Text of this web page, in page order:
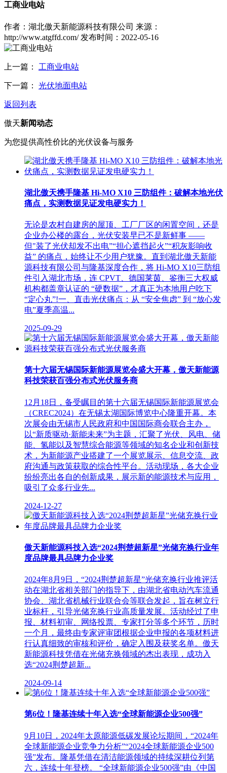
工商业电站
作者：湖北傲天新能源科技有限公司 来源：
http://www.atgffd.com/ 发布时间：2022-05-16
上一篇： 工商业电站
下一篇： 光伏地面电站
返回列表
傲天新闻动态
为您提供高性价比的光伏设备与服务
湖北傲天携手隆基 Hi-MO X10 三防组件：破解本地光伏
痛点，实测数据见证发电硬实力！
无论是农村自建房的屋顶、工厂厂区的闲置空间，还是
企业办公楼的露台，光伏安装早已不是新鲜事 ——
但"装了光伏却发不出电”“担心遮挡起火”“积灰影响收
益” 的痛点，始终让不少用户犹豫。直到湖北傲天新能
源科技有限公司与隆基深度合作，将 Hi-MO X10三防组
件引入湖北市场，连 CPVT、德国莱茵、鉴衡三大权威
机构都盖章认证的 “硬数据”，才真正为本地用户吃下
“定心丸”!一、直击光伏痛点：从 “安全焦虑” 到 “放心发
电”夏季高温...
2025-09-29
第十六届无锡国际新能源展览会盛大开幕，傲天新能源
科技荣获百强分布式光伏服务商
12月18日，备受瞩目的第十六届无锡国际新能源展览会
（CREC2024）在无锡太湖国际博览中心隆重开幕。本
次展会由无锡市人民政府和中国国际商会联合主办，
以“新质驱动·新能未来”为主题，汇聚了光伏、风电、储
能、氢能以及智慧综合能源等领域的知名企业和创新技
术，为新能源产业搭建了一个展览展示、信息交流、政
府沟通与政策获取的综合性平台。活动现场，各大企业
纷纷亮出各自的创新成果，展示新的能源技术与应用，
吸引了众多行业先...
2024-12-27
傲天新能源科技入选“2024荆楚超新星”光储充换行业年
度品牌最具品牌力企业奖
2024年8月9日，“2024荆楚超新星”光储充换行业推评活
动在湖北省相关部门的指导下，由湖北省电动汽车流通
协会、湖北省机械行业联合会等联合发起，旨在树立行
业标杆，引导光储充换行业高质量发展。活动经过了申
报、材料初审、网络投票、专家打分等多个环节，历时
一个月，最终由专家评审团根据企业申报的各项材料进
行认真细致的审核和评价，确定入围及获奖名单。傲天
新能源科技凭借在光储充换领域的杰出表现，成功入
选“2024荆楚超新...
2024-09-14
第6位！隆基连续十年入选“全球新能源企业500强”
9月10日，2024年太原能源低碳发展论坛期间，“2024年
全球新能源企业竞争力分析”“2024全球新能源企业500
强”发布。隆基凭借在清洁能源领域的持续深耕位列第
六，连续十年登榜。 “全球新能源企业500强”由《中国